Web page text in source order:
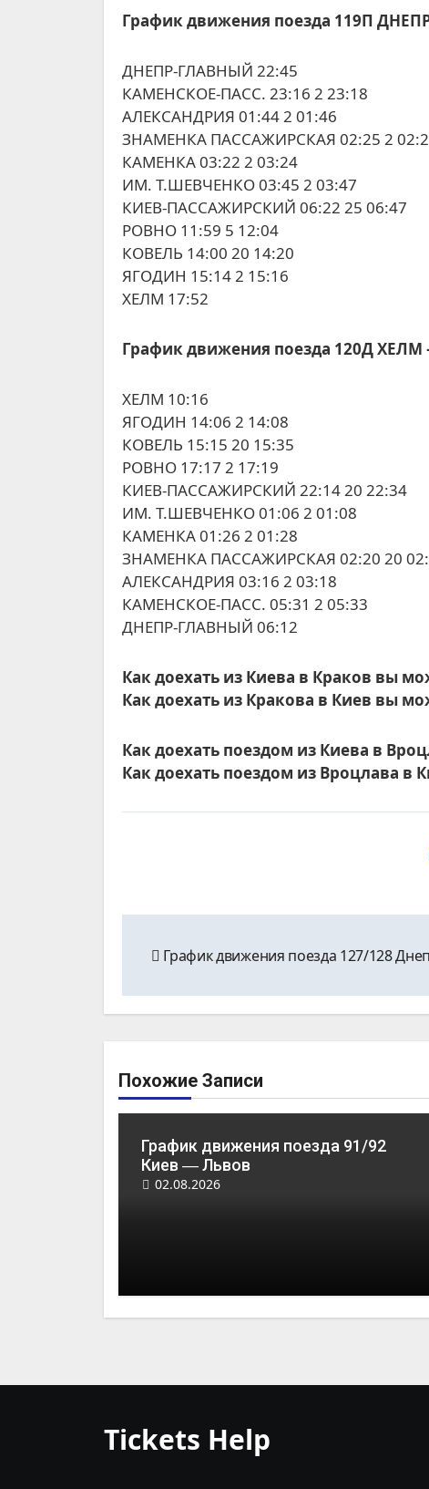
График движения поезда 119П
ДНЕПР-ГЛАВНЫЙ 22:45
КАМЕНСКОЕ-ПАСС. 23:16 2 23:18
АЛЕКСАНДРИЯ 01:44 2 01:46
ЗНАМЕНКА ПАССАЖИРСКАЯ 02:25 2
КАМЕНКА 03:22 2 03:24
ИМ. Т.ШЕВЧЕНКО 03:45 2 03:47
КИЕВ-ПАССАЖИРСКИЙ 06:22 25 06:47
РОВНО 11:59 5 12:04
КОВЕЛЬ 14:00 20 14:20
ЯГОДИН 15:14 2 15:16
ХЕЛМ 17:52
График движения поезда 120Д
ХЕЛМ 10:16
ЯГОДИН 14:06 2 14:08
КОВЕЛЬ 15:15 20 15:35
РОВНО 17:17 2 17:19
КИЕВ-ПАССАЖИРСКИЙ 22:14 20 22:34
ИМ. Т.ШЕВЧЕНКО 01:06 2 01:08
КАМЕНКА 01:26 2 01:28
ЗНАМЕНКА ПАССАЖИРСКАЯ 02:20 20
АЛЕКСАНДРИЯ 03:16 2 03:18
КАМЕНСКОЕ-ПАСС. 05:31 2 05:33
ДНЕПР-ГЛАВНЫЙ 06:12
Как доехать из Киева в Краков вы
Как доехать из Кракова в Киев вы
Как доехать поездом из Киева в
Как доехать поездом из Вроцлава в
по
записям
График движения поезда 127/128
Похожие Записи
График движения поезда 91/92
Киев ― Львов
02.08.2026
Tickets Help